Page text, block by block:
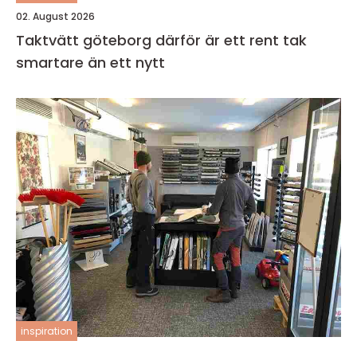
02. August 2026
Taktvätt göteborg därför är ett rent tak
smartare än ett nytt
inspiration